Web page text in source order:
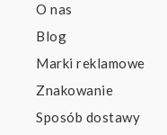
O nas
Blog
Marki reklamowe
Znakowanie
Sposób dostawy